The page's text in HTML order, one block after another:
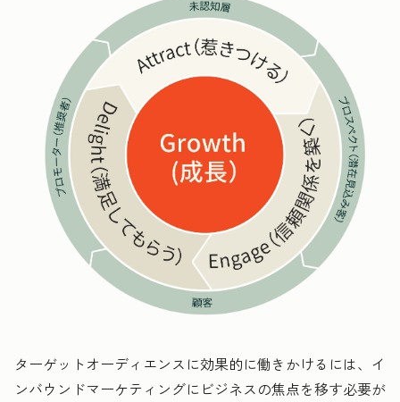
ターゲットオーディエンスに効果的に働きかけるには、イ
ンバウンドマーケティングにビジネスの焦点を移す必要が